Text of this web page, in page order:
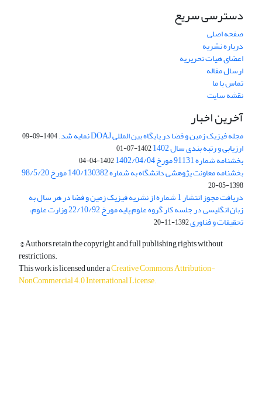
دسترسی سریع
صفحه اصلی
درباره نشریه
اعضای هیات تحریریه
ارسال مقاله
تماس با ما
نقشه سایت
آخرین اخبار
مجله فیزیک زمین و فضا در پایگاه بین المللی DOAJ نمایه شد. 1404-09-09
ارزیابی و رتبه بندی سال 1402 1402-07-01
بخشنامه شماره 91131 مورخ 1402/04/04 1402-04-04
بخشنامه معاونت پژوهشی دانشگاه به شماره 140/130382 مورخ 98/5/20
1398-05-20
دریافت مجوز انتشار 1 شماره از نشریه فیزیک زمین و فضا در هر سال به
زبان انگلیسی در جلسه کار گروه علوم پایه مورخ 22/10/92 وزارت علوم،
تحقیقات و فناوری1392-11-20
© Authors retain the copyright and full publishing rights without
restrictions.
This work is licensed under aCreative Commons Attribution-
NonCommercial 4.0 International License.